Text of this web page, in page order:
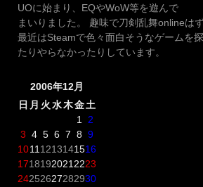
UOに始まり、EQやWoW等を遊んで
まいりました。 趣味で刀剣乱舞onlineは
最近はSteamで色々面白そうなゲームを
たりやらなかったりしています。
2006年12月
日 月 火水木金土
1
2
3 4 5 6 7 8 9
1011 1213141516
1718192021 2223
24252627282930